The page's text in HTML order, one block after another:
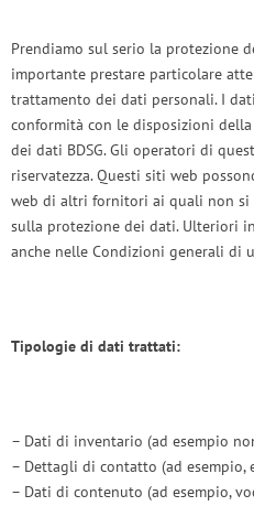
Prendiamo sul serio la protezione
importante prestare particolare
trattamento dei dati personali. I
conformità con le disposizioni
dei dati BDSG. Gli operatori di
riservatezza. Questi siti web
web di altri fornitori ai quali non si
sulla protezione dei dati. Ulteriori
anche nelle Condizioni generali di
Tipologie di dati trattati:
– Dati di inventario (ad esempio
– Dettagli di contatto (ad esempio,
– Dati di contenuto (ad esempio,